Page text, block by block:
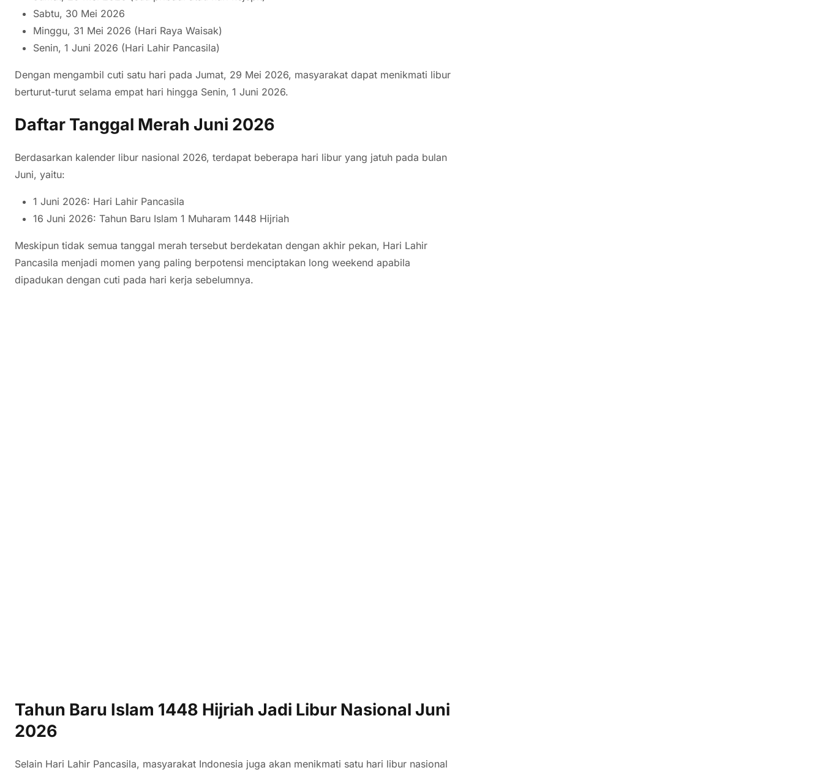
Sabtu, 30 Mei 2026
Minggu, 31 Mei 2026 (Hari Raya Waisak)
Senin, 1 Juni 2026 (Hari Lahir Pancasila)
Dengan mengambil cuti satu hari pada Jumat, 29 Mei 2026, masyarakat dapat menikmati libur
berturut-turut selama empat hari hingga Senin, 1 Juni 2026.
Daftar Tanggal Merah Juni 2026
Berdasarkan kalender libur nasional 2026, terdapat beberapa hari libur yang jatuh pada bulan
Juni, yaitu:
1 Juni 2026: Hari Lahir Pancasila
16 Juni 2026: Tahun Baru Islam 1 Muharam 1448 Hijriah
Meskipun tidak semua tanggal merah tersebut berdekatan dengan akhir pekan, Hari Lahir
Pancasila menjadi momen yang paling berpotensi menciptakan long weekend apabila
dipadukan dengan cuti pada hari kerja sebelumnya.
Tahun Baru Islam 1448 Hijriah Jadi Libur Nasional Juni
2026
Selain Hari Lahir Pancasila, masyarakat Indonesia juga akan menikmati satu hari libur nasional